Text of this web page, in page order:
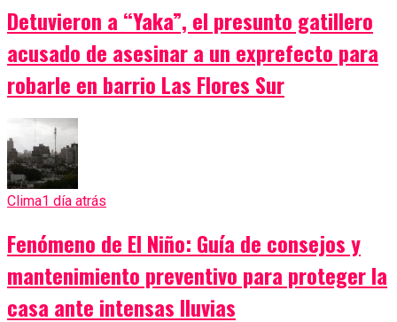
Detuvieron a “Yaka”, el presunto gatillero
acusado de asesinar a un exprefecto para
robarle en barrio Las Flores Sur
Clima1 día atrás
Fenómeno de El Niño: Guía de consejos y
mantenimiento preventivo para proteger la
casa ante intensas lluvias